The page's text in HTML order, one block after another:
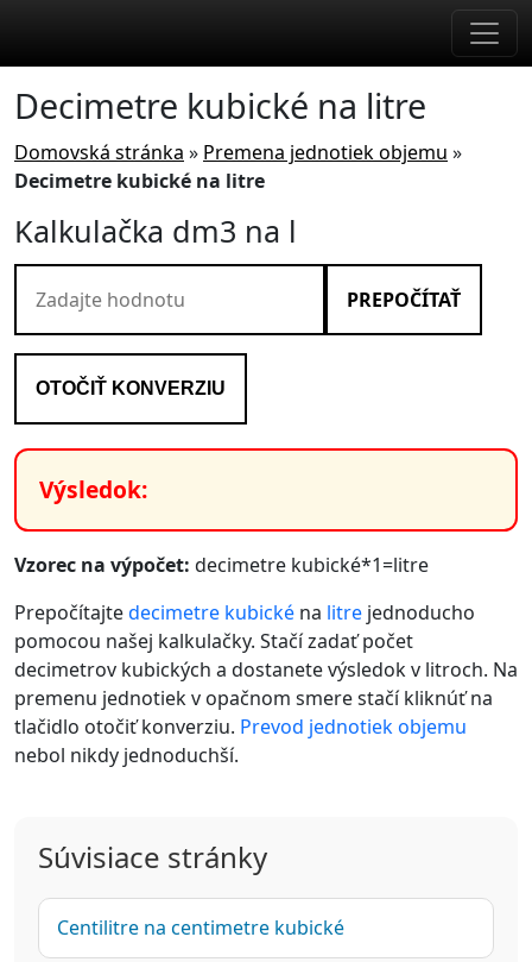
Decimetre kubické na litre
Domovská stránka » Premena jednotiek objemu »
Decimetre kubické na litre
Kalkulačka dm3 na l
PREPOČÍTAŤ
OTOČIŤ KONVERZIU
Výsledok:
Vzorec na výpočet: decimetre kubické*1=litre
Prepočítajtedecimetre kubické na litre jednoducho
pomocou našej kalkulačky. Stačí zadať počet
decimetrov kubických a dostanete výsledok v litroch. Na
premenu jednotiek v opačnom smere stačí kliknúť na
tlačidlo otočiť konverziu. Prevod jednotiek objemu
nebol nikdy jednoduchší.
Súvisiace stránky
Centilitre na centimetre kubické